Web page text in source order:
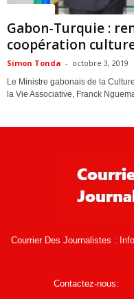
Gabon-Turquie :
coopération
Simon Tonda - octobre 3, 2019
Le Ministre gabonais de la
la Vie Associative, Franck
Courrier Des Journalistes :
Contactez-nous: